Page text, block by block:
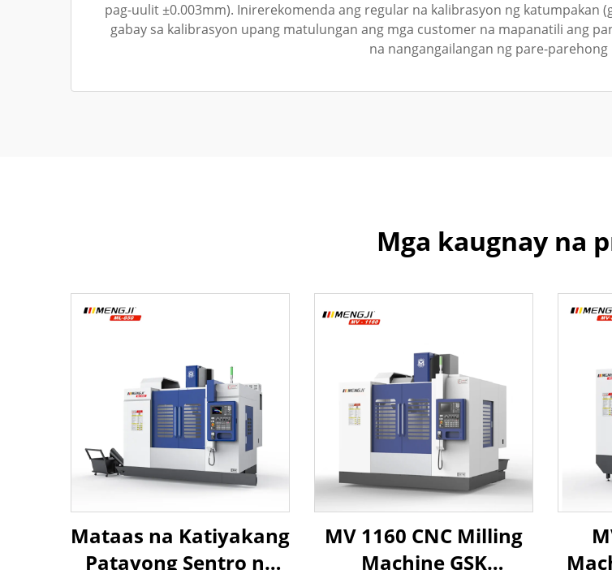
pag-uulit ±0.003mm). Inirerekomenda ang regular na kalibrasyon ng
gabay sa kalibrasyon upang matulungan ang mga customer na mapanatili ang
na nangangailangan ng pare-parehong
Mga kaugnay na
Mataas na Katiyakang
Patayong Sentro ng
MV 1160 CNC Milling
Machine GSK